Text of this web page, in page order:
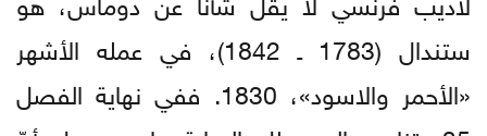
ستندال (1783 ـ 1842)، في عمله الأشهر
«الأحمر والاسود»، 1830. ففي نهاية الفصل